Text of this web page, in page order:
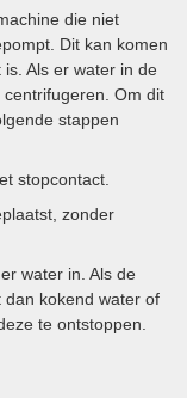
die niet
Dit kan komen
Als er water in de
Om dit
stappen
stopcontact.
zonder
water in. Als de
kokend water of
te ontstoppen.